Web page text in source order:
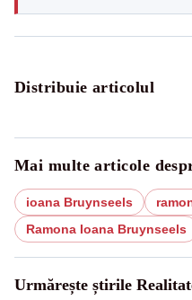
Distribuie articolul
Mai multe articole
ioana Bruynseels
Ramona Ioana Bruynseels
Urmărește știrile